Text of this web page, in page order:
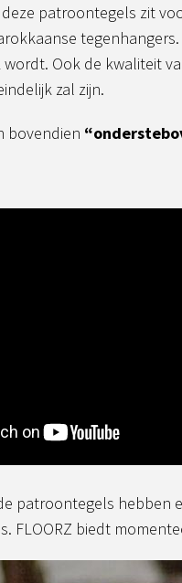
patroontegels zit
Ook de kwaliteit
zal zijn.
bovendien
patroontegels hebben
FLOORZ biedt